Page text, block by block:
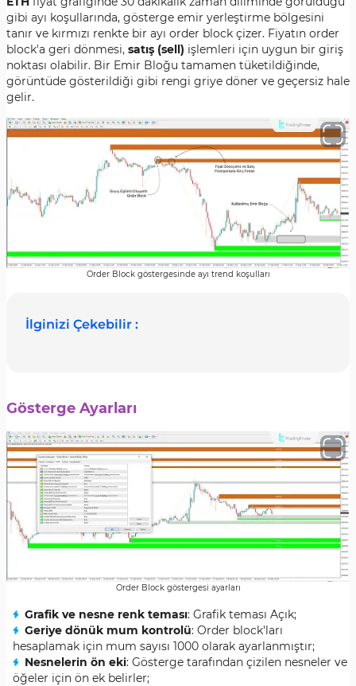
gibi ayı koşullarında, gösterge emir yerleştirme bölgesini
tanır ve kırmızı renkte bir ayı order block çizer. Fiyatın order
block'a geri dönmesi, satış (sell) işlemleri için uygun bir giriş
noktası olabilir. Bir Emir Bloğu tamamen tüketildiğinde,
görüntüde gösterildiği gibi rengi griye döner ve geçersiz hale
gelir.
Order Block göstergesinde ayı trend koşulları
İlginizi Çekebilir :
Gösterge Ayarları
Order Block göstergesi ayarları
Grafik ve nesne renk teması: Grafik teması Açık;
Geriye dönük mum kontrolü: Order block'ları
hesaplamak için mum sayısı 1000 olarak ayarlanmıştır;
Nesnelerin ön eki: Gösterge tarafından çizilen nesneler ve
öğeler için ön ek belirler;